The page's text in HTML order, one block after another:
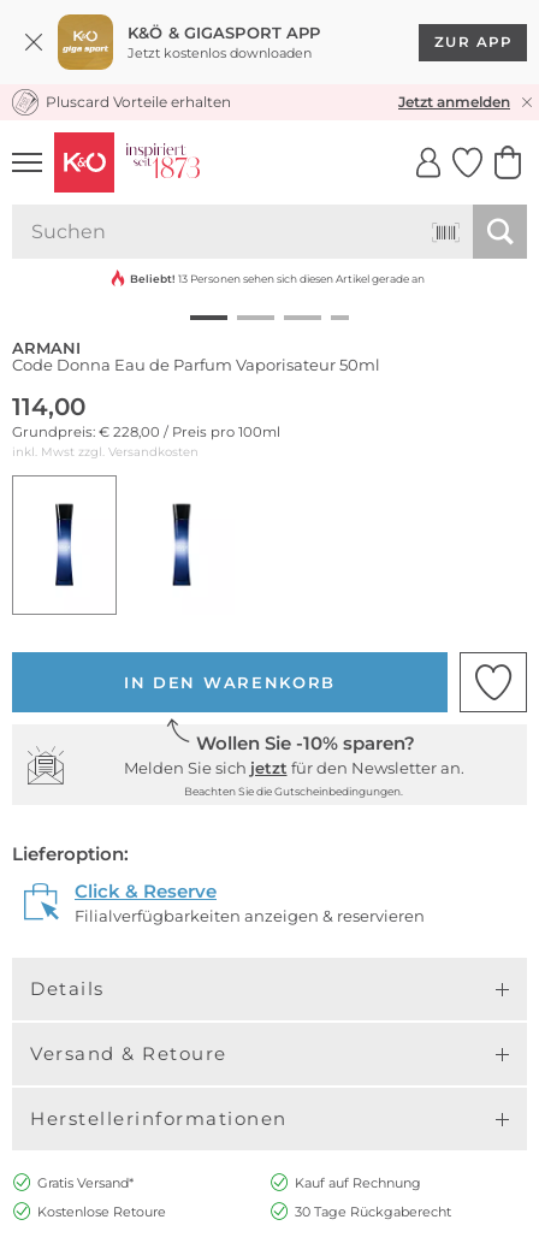
K&Ö & GIGASPORT APP
Jetzt kostenlos downloaden
ZUR APP
KOSTENLOSER VERSAND* & RÜCKVERSAND
Pluscard Vorteile erhalten Jetzt anmelden
UNSERE APP
CLICK &
Beliebt! 13 Personen sehen sich diesen Artikel gerade an
ARMANI
Code Donna Eau de Parfum Vaporisateur 50ml
114,00
Grundpreis: € 228,00 / Preis pro 100ml
inkl. Mwst zzgl. Versandkosten
IN DEN WARENKORB
Wollen Sie -10% sparen?
Melden Sie sich jetzt für den Newsletter an.
Beachten Sie die Gutscheinbedingungen.
Lieferoption:
Click & Reserve
Filialverfügbarkeiten anzeigen & reservieren
Details
Versand & Retoure
Herstellerinformationen
Gratis Versand*
Kauf auf Rechnung
Kostenlose Retoure
30 Tage Rückgaberecht